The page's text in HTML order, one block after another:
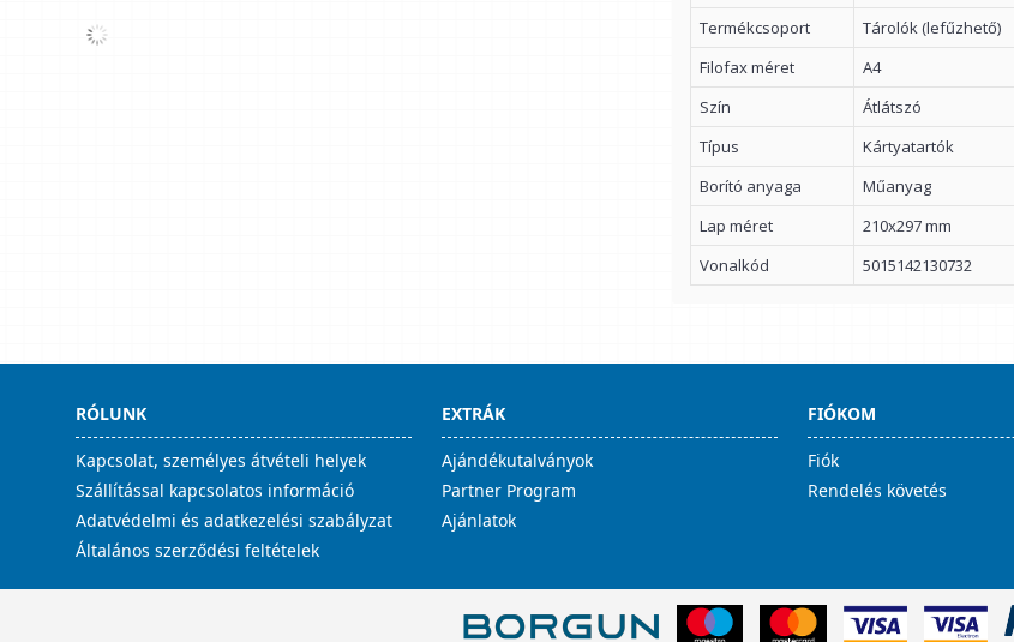
Termékcsoport
Tárolók (lefűzhető)
Filofax méret
A4
Szín
Átlátszó
Típus
Kártyatartók
Borító anyaga
Műanyag
Lap méret
210x297 mm
Vonalkód
5015142130732
RÓLUNK
Kapcsolat, személyes átvételi helyek
Szállítással kapcsolatos információ
Adatvédelmi és adatkezelési szabályzat
Általános szerződési feltételek
EXTRÁK
Ajándékutalványok
Partner Program
Ajánlatok
FIÓKOM
Fiók
Rendelés követés